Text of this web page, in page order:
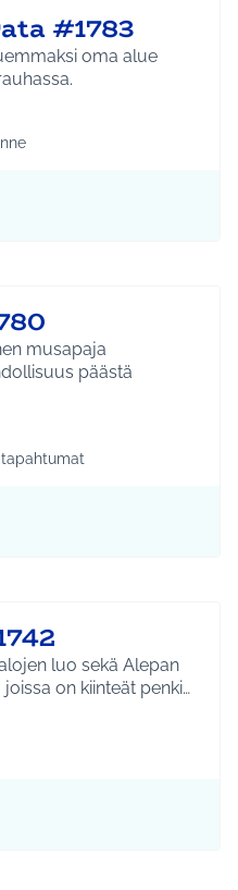
#1783
oma alue
Koko Tuusula
teeman mukaan: Infra ja liikenne
musapaja
päästä
Koko Tuusula
teeman mukaan: Kulttuuri ja
luo sekä Alepan
on kiinteät penki…
Riihikallio
mukaan: Infra ja liikenne